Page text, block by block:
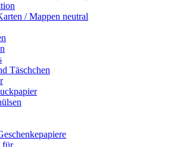
/ Mappen neutral
Täschchen
für…